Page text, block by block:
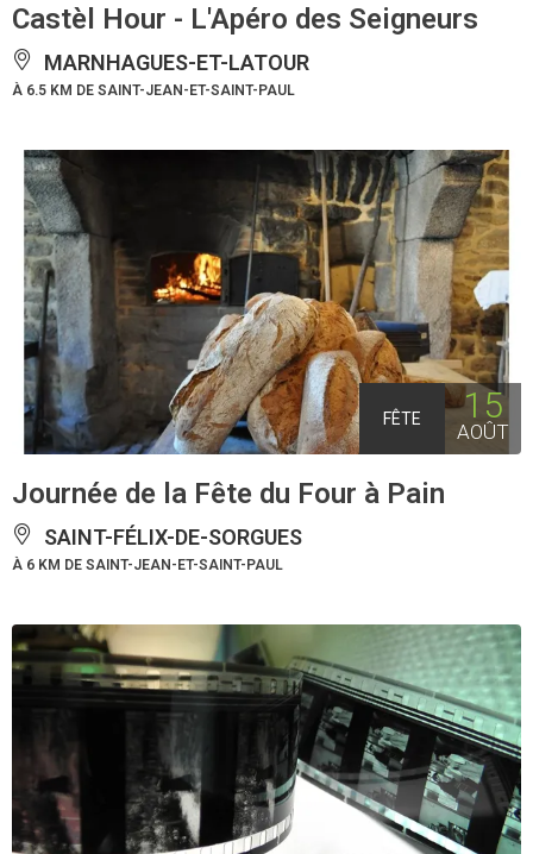
Castèl Hour - L'Apéro des Seigneurs
MARNHAGUES-ET-LATOUR
À 6.5 KM DE SAINT-JEAN-ET-SAINT-PAUL
FÊTE 15
AOÛT
Journée de la Fête du Four à Pain
SAINT-FÉLIX-DE-SORGUES
À 6 KM DE SAINT-JEAN-ET-SAINT-PAUL